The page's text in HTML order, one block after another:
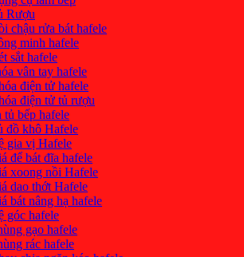
Rượu
chậu rửa bát hafele
minh hafele
sắt hafele
vân tay hafele
điện tử hafele
điện tử tủ rượu
tủ bếp hafele
đồ khô Hafele
gia vị Hafele
để bát đĩa hafele
xoong nồi Hafele
dao thớt Hafele
bát nâng hạ hafele
góc hafele
gạo hafele
rác hafele